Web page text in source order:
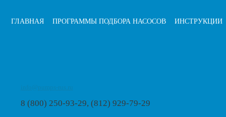
ГЛАВНАЯ ПРОГРАММЫ ПОДБОРА НАСОСОВ ИНСТРУКЦИИ
8 (800) 250-93-29, (812) 929-79-29